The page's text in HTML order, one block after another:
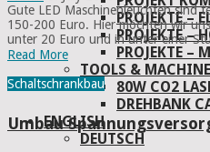
PROJEKTE –
PROJEKTE –
PROJEKTE –
TOOLS &
80W CO2
DREHBANK
ENGLISH
DEUTSCH
Gute LED Maschinenleuchten sind
150-200 Euro. Hier möchten wir
unter 20 Euro und in unter einer
Read More
Schaltschrankbau
Umbau